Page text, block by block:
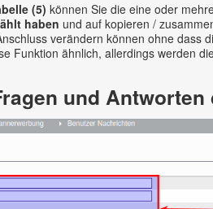
(5) können Sie die eine oder
haben und auf kopieren /
verändern können ohne dass
Funktion ähnlich, allerdings werden
und